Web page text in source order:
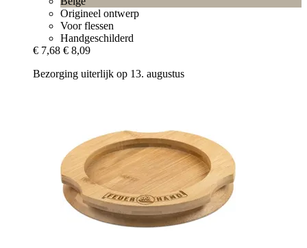
Origineel ontwerp
Voor flessen
Handgeschilderd
€ 7,68 € 8,09
Bezorging uiterlijk op 13. augustus